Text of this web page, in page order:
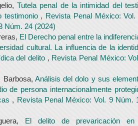
Tutela penal de la intimidad del
testimonio , Revista Penal México: Vol.
Núm. 24 (2024)
El Derecho penal entre la
cultural. La influencia de la
del delito , Revista Penal México:
Barbosa, Análisis del dolo y sus
de persona internacionalmente
, Revista Penal México: Vol. 9 Núm.
El delito de prevaricación